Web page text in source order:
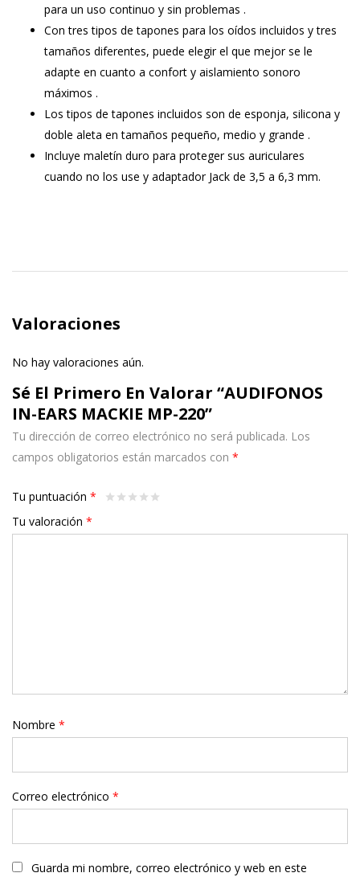
para un uso continuo y sin problemas .
Con tres tipos de tapones para los oídos incluidos y tres
tamaños diferentes, puede elegir el que mejor se le
adapte en cuanto a confort y aislamiento sonoro
máximos .
Los tipos de tapones incluidos son de esponja, silicona y
doble aleta en tamaños pequeño, medio y grande .
Incluye maletín duro para proteger sus auriculares
cuando no los use y adaptador Jack de 3,5 a 6,3 mm.
Valoraciones
No hay valoraciones aún.
Sé El Primero En Valorar “AUDIFONOS
IN-EARS MACKIE MP-220”
Tu dirección de correo electrónico no será publicada. Los
campos obligatorios están marcados con *
Tu puntuación *
Tu valoración *
Nombre *
Correo electrónico *
Guarda mi nombre, correo electrónico y web en este